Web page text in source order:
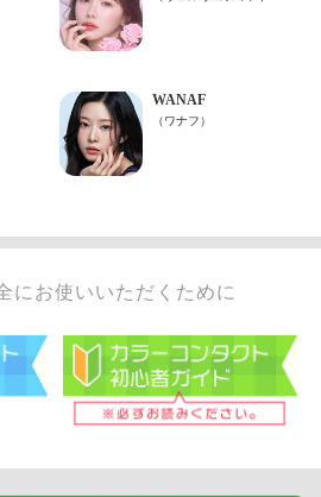
にお使いいただくために